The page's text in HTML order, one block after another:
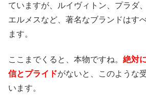
ていますが、ルイヴィトン、プラダ
エルメスなど、著名なブランドはす
ます。
ここまでくると、本物ですね。 絶対
信とプライドがないと、このような
います。